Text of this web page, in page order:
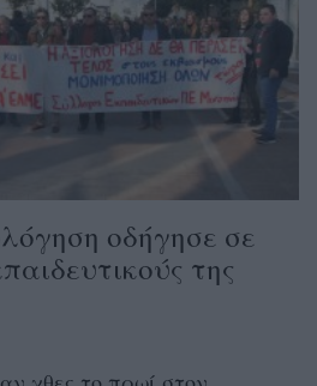
οδήγησε σε
της